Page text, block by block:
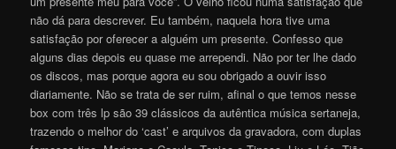
não dá para descrever. Eu também, naquela hora tive uma
satisfação por oferecer a alguém um presente. Confesso que
alguns dias depois eu quase me arrependi. Não por ter lhe dado
os discos, mas porque agora eu sou obrigado a ouvir isso
diariamente. Não se trata de ser ruim, afinal o que temos nesse
box com três lp são 39 clássicos da autêntica música sertaneja,
trazendo o melhor do ‘cast’ e arquivos da gravadora, com duplas